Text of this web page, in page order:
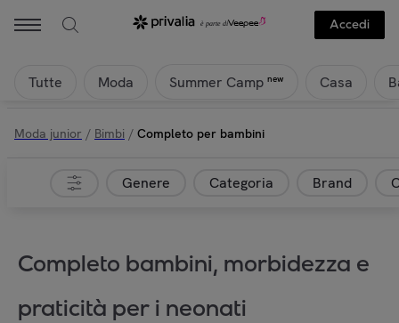
Accedi
Tutte Moda Summer Camp new Casa
Moda junior / Bimbi / Completo per bambini
Genere Categoria Brand
Completo bambini, morbidezza e
praticità per i neonati